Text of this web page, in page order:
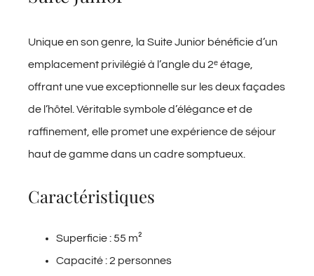
Unique en son genre, la Suite Junior bénéficie d’un
emplacement privilégié à l’angle du 2ᵉ étage,
offrant une vue exceptionnelle sur les deux façades
de l’hôtel. Véritable symbole d’élégance et de
raffinement, elle promet une expérience de séjour
haut de gamme dans un cadre somptueux.
Caractéristiques
Superficie : 55 m²
Capacité : 2 personnes